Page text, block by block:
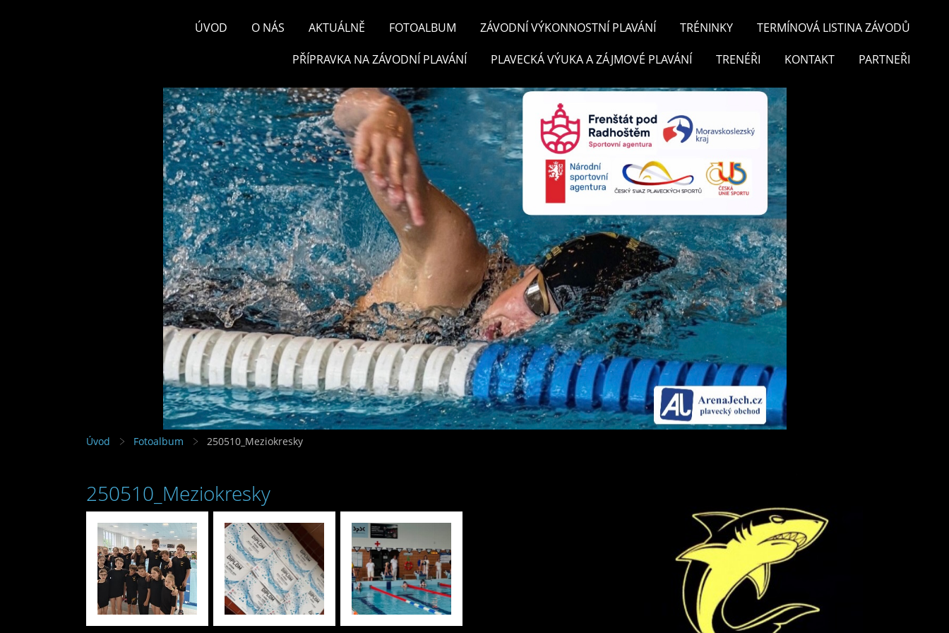
ÚVOD O NÁS AKTUÁLNĚ FOTOALBUM ZÁVODNÍ VÝKONNOSTNÍ PLAVÁNÍ TRÉNINKY TERMÍNOVÁ LISTINA ZÁVODŮ
PŘÍPRAVKA NA ZÁVODNÍ PLAVÁNÍ PLAVECKÁ VÝUKA A ZÁJMOVÉ PLAVÁNÍ TRENÉŘI KONTAKT PARTNEŘI
Úvod Fotoalbum 250510_Meziokresky
250510_Meziokresky